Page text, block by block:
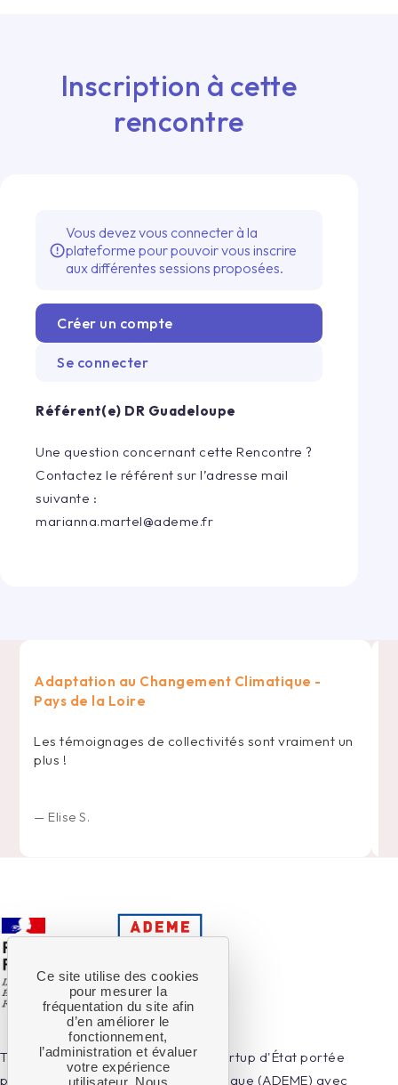
Inscription à cette
rencontre
error_outline
Vous devez vous connecter à la
plateforme pour pouvoir vous inscrire
aux différentes sessions proposées.
Créer un compte
Se connecter
Référent(e) DR Guadeloupe
Une question concernant cette Rencontre ?
Contactez le référent sur l’adresse mail
suivante :
marianna.martel@ademe.fr
Adaptation au Changement Climatique -
Pays de la Loire
Les témoignages de collectivités sont vraiment un
plus !
— Elise S.
Territoires en Transitions est une startup d'État portée
par l'Agence de la Transition Écologique (ADEME) avec
Ce site utilise des cookies
pour mesurer la
fréquentation du site afin
d’en améliorer le
fonctionnement,
l’administration et évaluer
votre expérience
utilisateur. Nous